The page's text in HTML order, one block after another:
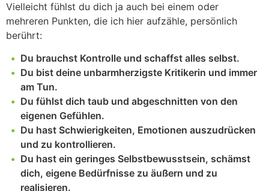
Vielleicht fühlst du dich ja auch bei einem oder
mehreren Punkten, die ich hier aufzähle, persönlich
berührt:
Du brauchst Kontrolle und schaffst alles selbst.
Du bist deine unbarmherzigste Kritikerin und immer
am Tun.
Du fühlst dich taub und abgeschnitten von den
eigenen Gefühlen.
Du hast Schwierigkeiten, Emotionen auszudrücken
und zu kontrollieren.
Du hast ein geringes Selbstbewusstsein, schämst
dich, eigene Bedürfnisse zu äußern und zu
realisieren.